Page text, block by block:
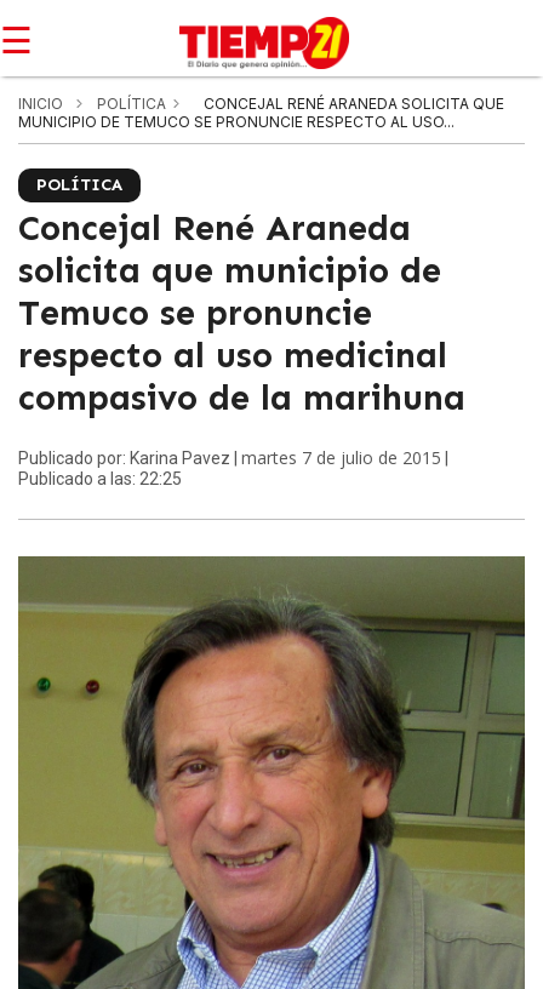
☰
INICIO POLÍTICA
CONCEJAL RENÉ ARANEDA SOLICITA QUE
MUNICIPIO DE TEMUCO SE PRONUNCIE RESPECTO AL USO...
POLÍTICA
Concejal René Araneda
solicita que municipio de
Temuco se pronuncie
respecto al uso medicinal
compasivo de la marihuna
Publicado por: Karina Pavez | martes 7 de julio de 2015
Publicado a las: 22:25